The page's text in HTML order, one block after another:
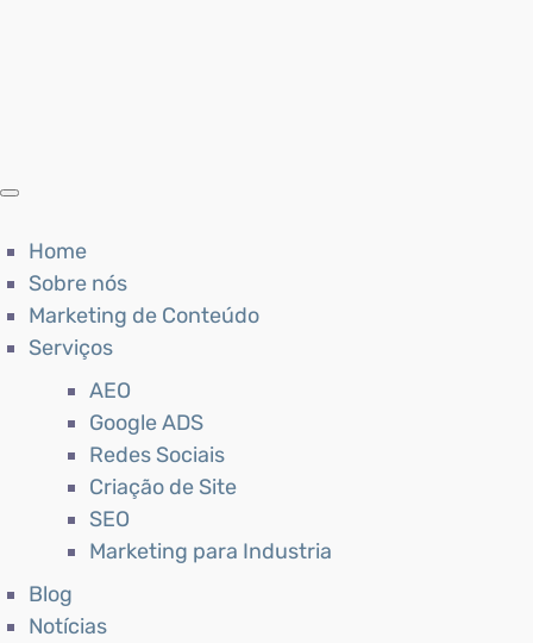
Home
Sobre nós
Marketing de Conteúdo
Serviços
AEO
Google ADS
Redes Sociais
Criação de Site
SEO
Marketing para Industria
Blog
Notícias